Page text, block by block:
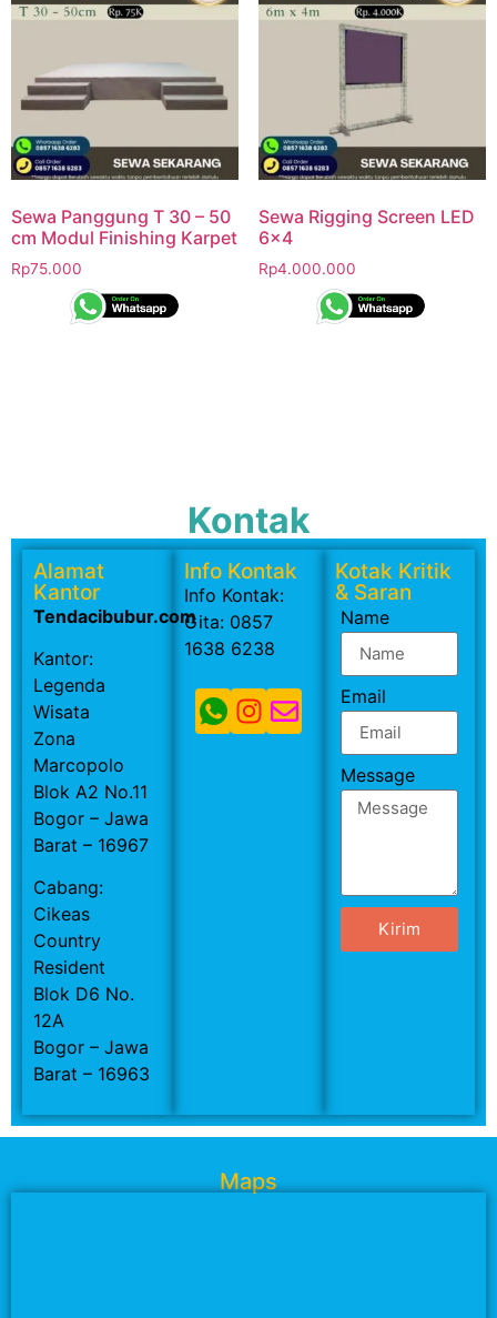
Sewa Panggung T 30 – 50
cm Modul Finishing Karpet
Rp75.000
Sewa Rigging Screen LED
6×4
Rp4.000.000
Kontak
Alamat
Kantor
Tendacibubur.com
Kantor:
Legenda
Wisata
Zona
Marcopolo
Blok A2 No.11
Bogor – Jawa
Barat – 16967
Cabang:
Cikeas
Country
Resident
Blok D6 No.
12A
Bogor – Jawa
Barat – 16963
Info Kontak
Info Kontak:
Gita: 0857
1638 6238
Kotak Kritik
& Saran
Name
Email
Message
Kirim
Maps